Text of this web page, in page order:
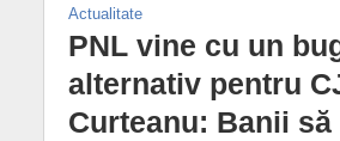
Actualitate
PNL vine cu un
alternativ pentru
Curteanu: Banii să